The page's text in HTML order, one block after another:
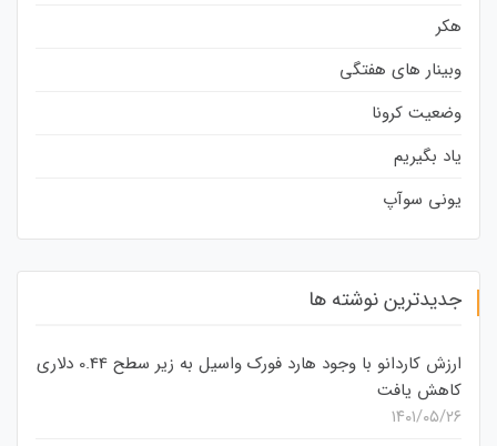
هکر
وبینار های هفتگی
وضعیت کرونا
یاد بگیریم
یونی سوآپ
جدیدترین نوشته ها
ارزش کاردانو با وجود هارد فورک واسیل به زیر سطح 0.44 دلاری
کاهش یافت
۱۴۰۱/۰۵/۲۶